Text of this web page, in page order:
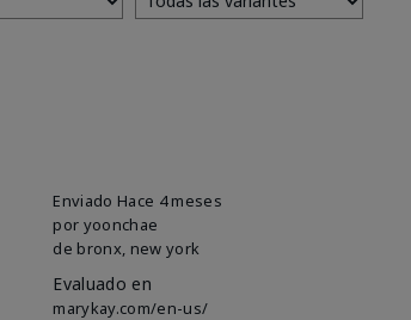
Enviado Hace 4 meses
por yoonchae
de bronx, new york
Evaluado en
marykay.com/en-us/